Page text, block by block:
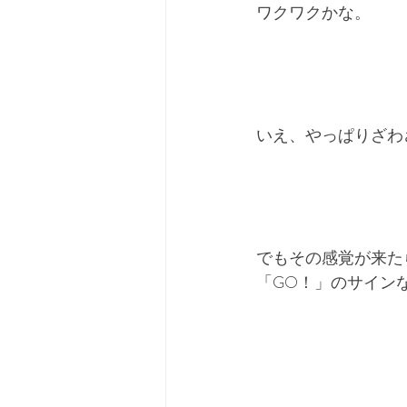
ワクワクかな。
いえ、やっぱりざわ
でもその感覚が来た
「GO！」のサイン